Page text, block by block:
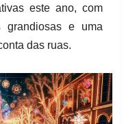
este ano, com
grandiosas e uma
das ruas.